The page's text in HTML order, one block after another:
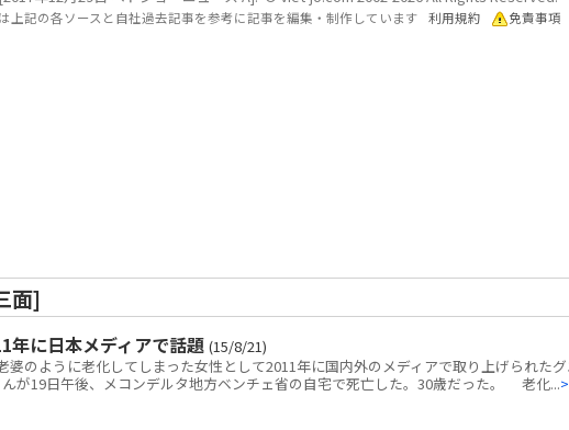
上記の各ソースと自社過去記事を参考に記事を編集・制作しています 利用規約 免責事項
面]
年に日本メディアで話題 (15/8/21)
婆のように老化してしまった女性として2011年に国内外のメディアで取り上げられた
んが19日午後、メコンデルタ地方ベンチェ省の自宅で死亡した。30歳だった。 老化...